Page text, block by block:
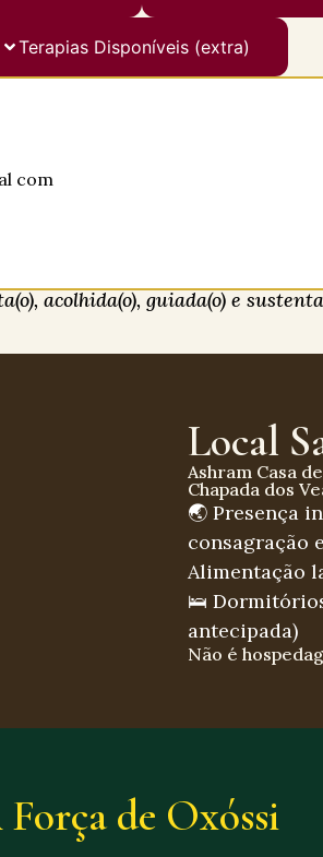
Terapias Disponíveis (extra)
com
acolhida(o), guiada(o) e
Local
Ashram Casa
Chapada dos
🌏 Presença
consagração
Alimentação
🛌
antecipada)
Não é
de Oxóssi